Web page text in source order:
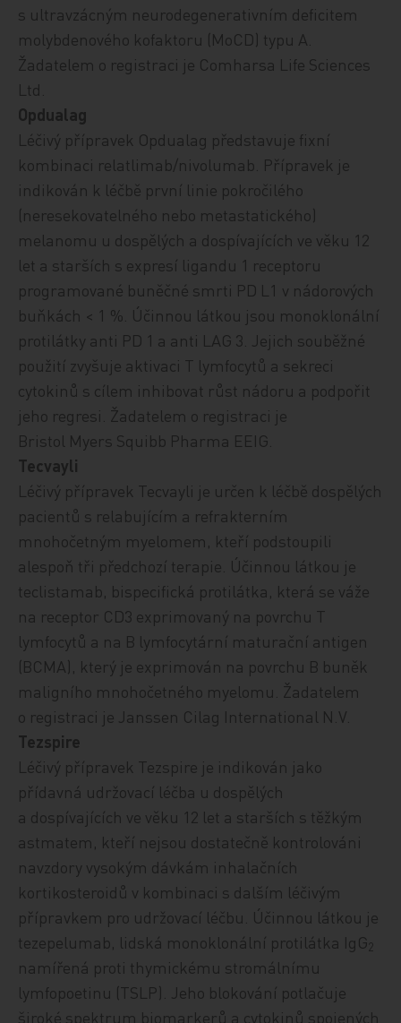
s ultravzácným neurodegenerativním deficitem
molybdenového kofaktoru (MoCD) typu A
Žadatelem o registraci je Comharsa Life Sciences
Ltd.
Opdualag
Léčivý přípravek Opdualag představuje fixní
kombinaci relatlimab/nivolumab. Přípravek je
indikován k léčbě první linie pokročilého
(neresekovatelného nebo metastatického)
melanomu u dospělých a dospívajících ve věku 12
let a starších s expresí ligandu 1 receptoru
programované buněčné smrti PD L1 v nádorových
buňkách < 1 %. Účinnou látkou jsou monoklonální
protilátky anti PD 1 a anti LAG 3. Jejich souběžné
použití zvyšuje aktivaci T lymfocytů a sekreci
cytokinů s cílem inhibovat růst nádoru a podpořit
jeho regresi. Žadatelem o registraci je
Bristol Myers Squibb Pharma EEIG.
Tecvayli
Léčivý přípravek Tecvayli je určen k léčbě dospělých
pacientů s relabujícím a refrakterním
mnohočetným myelomem, kteří podstoupili
alespoň tři předchozí terapie. Účinnou látkou je
teclistamab, bispecifická protilátka, která se váže
na receptor CD3 exprimovaný na povrchu T
lymfocytů a na B lymfocytární maturační antigen
(BCMA), který je exprimován na povrchu B buněk
maligního mnohočetného myelomu. Žadatelem
o registraci je Janssen Cilag International N.V.
Tezspire
Léčivý přípravek Tezspire je indikován jako
přídavná udržovací léčba u dospělých
a dospívajících ve věku 12 let a starších s těžkým
astmatem, kteří nejsou dostatečně kontrolováni
navzdory vysokým dávkám inhalačních
kortikosteroidů v kombinaci s dalším léčivým
přípravkem pro udržovací léčbu. Účinnou látkou je
tezepelumab, lidská monoklonální protilátka IgG 2
namířená proti thymickému stromálnímu
lymfopoetinu (TSLP). Jeho blokování potlačuje
široké spekt­rum biomarkerů a cytokinů spojených